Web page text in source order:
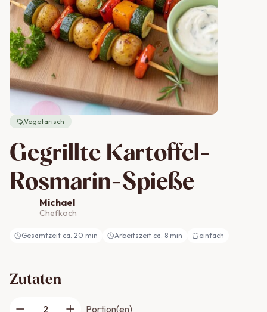
Vegetarisch
Gegrillte Kartoffel-
Rosmarin-Spieße
Michael
Chefkoch
Gesamtzeit ca. 20 min Arbeitszeit ca. 8 min einfach
Zutaten
2 Portion(en)